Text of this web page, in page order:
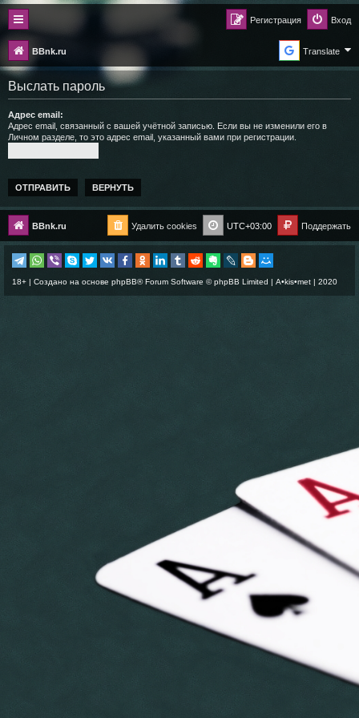
Вход
Регистрация
BBnk.ru Translate
Выслать пароль
Адрес email:
Адрес email, связанный с вашей учётной записью. Если вы не изменили его в
Личном разделе, то это адрес email, указанный вами при регистрации.
BBnk.ru Поддержать
UTC+03:00
Удалить cookies
18+ | Создано на основе phpBB® Forum Software © phpBB Limited | A•kis•met | 2020